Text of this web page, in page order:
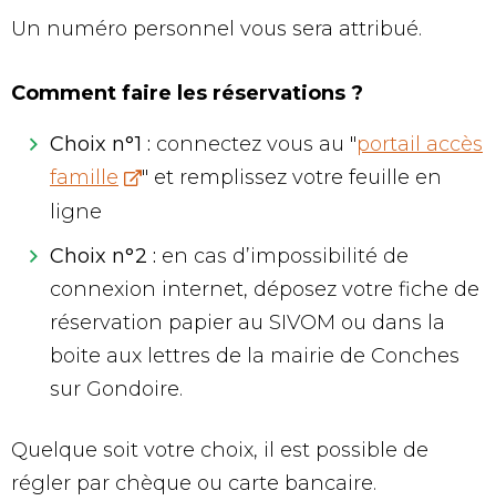
Un numéro personnel vous sera attribué.
Comment faire les réservations ?
Choix n°1 : connectez vous au "portail accès
famille
" et remplissez votre feuille en
ligne
Choix n°2 : en cas d’impossibilité de
connexion internet, déposez votre fiche de
réservation papier au SIVOM ou dans la
boite aux lettres de la mairie de Conches
sur Gondoire.
Quelque soit votre choix, il est possible de
régler par chèque ou carte bancaire.